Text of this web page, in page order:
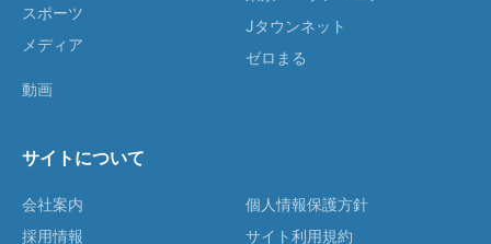
スポーツ
メディア
動画
Jタウンネット
ゼロまる
サイトについて
会社案内
採用情報
個人情報保護方針
サイト利用規約